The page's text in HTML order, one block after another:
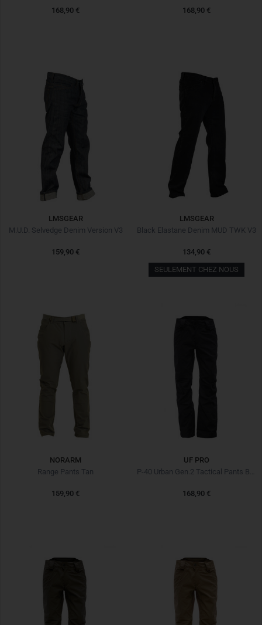
168,90 € 168,90 €
LMSGEAR
M.U.D. Selvedge Denim Version V3
159,90 €
LMSGEAR
Black Elastane Denim MUD TWK V3
134,90 €
SEULEMENT CHEZ NOUS
NORARM
Range Pants Tan
159,90 €
UF PRO
P-40 Urban Gen.2 Tactical Pants Black Noir
168,90 €